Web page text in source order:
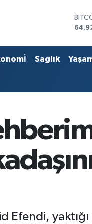
Sağlık
yaktığı